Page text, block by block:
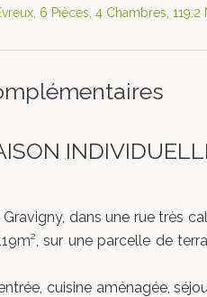
6 Pièces, 4 Chambres, 119.2
Gravigny, dans une rue très
sur une parcelle de
cuisine aménagée,